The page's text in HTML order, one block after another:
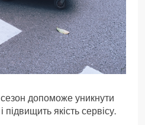
допоможе уникнути
підвищить якість сервісу.